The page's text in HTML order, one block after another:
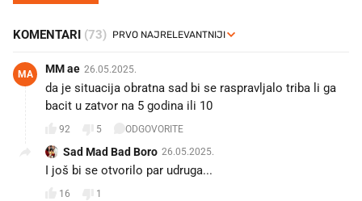
KOMENTARI (73)
MA MM ae 26.05.2025.
da je situacija obratna sad bi se raspravljalo triba li ga
bacit u zatvor na 5 godina ili 10
92 5 ODGOVORITE
Sad Mad Bad Boro 26.05.2025.
I još bi se otvorilo par udruga...
16 1